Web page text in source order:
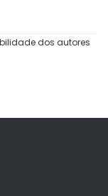
dos autores